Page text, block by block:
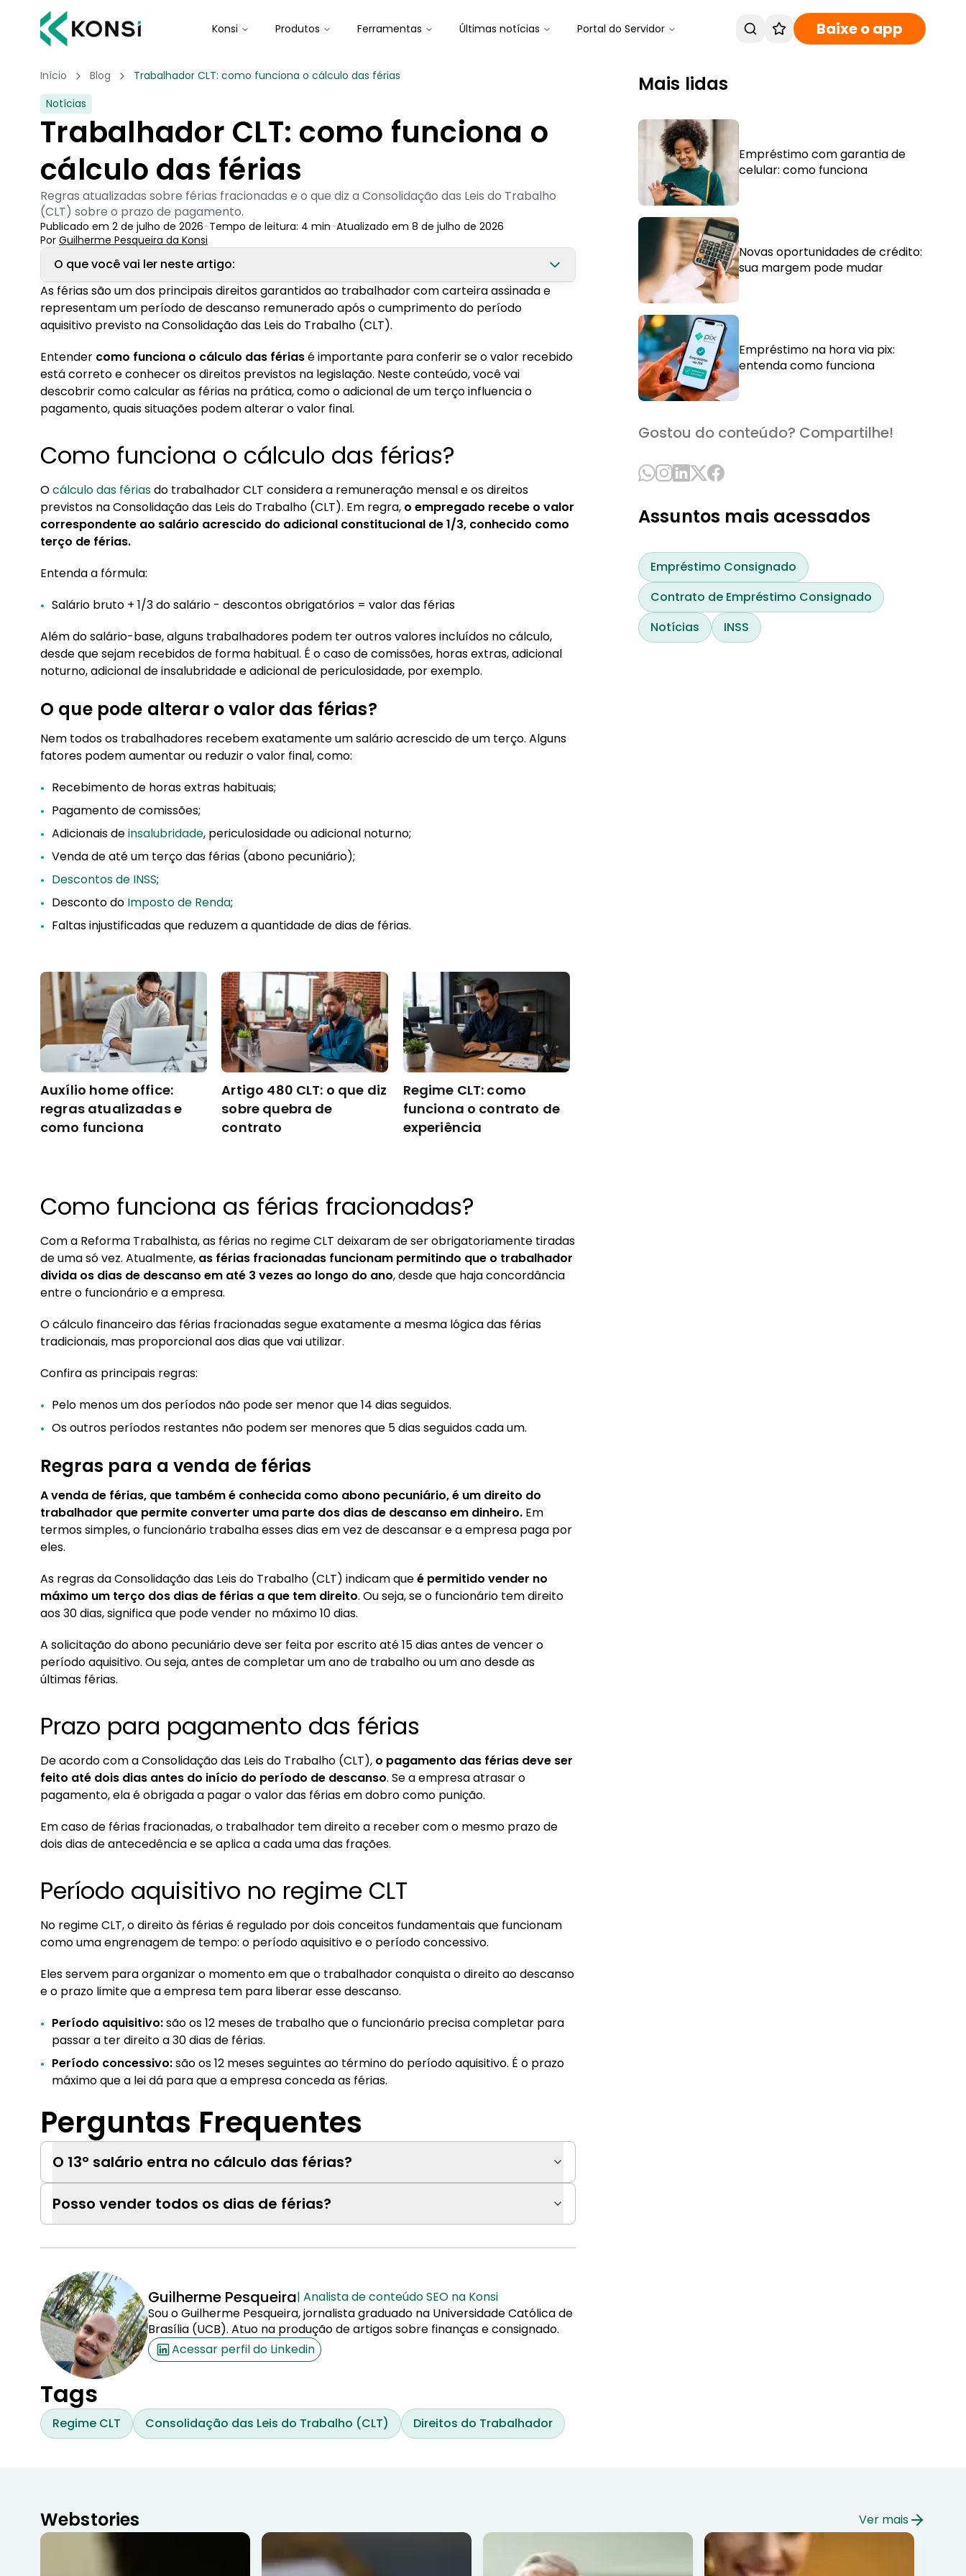
Konsi Produtos Ferramentas Últimas notícias Portal do Servidor Baixe o app
Início Blog
Trabalhador CLT: como funciona o cálculo das férias
Notícias
Trabalhador CLT: como funciona o
cálculo das férias
Regras atualizadas sobre férias fracionadas e o que diz a Consolidação das Leis do Trabalho
(CLT) sobre o prazo de pagamento.
Publicado em 2 de julho de 2026-Tempo de leitura: 4 min-Atualizado em 8 de julho de 2026
Por Guilherme Pesqueira da Konsi
O que você vai ler neste artigo:
1. Como funciona o cálculo das férias?
1.1. O que pode alterar o valor das férias?
2. Como funciona as férias fracionadas?
2.1. Regras para a venda de férias
3. Prazo para pagamento das férias
As férias são um dos principais direitos garantidos ao trabalhador com carteira assinada e
representam um período de descanso remunerado após o cumprimento do período
aquisitivo previsto na Consolidação das Leis do Trabalho (CLT).
Entender como funciona o cálculo das fériasé importante para conferir se o valor recebido
está correto e conhecer os direitos previstos na legislação. Neste conteúdo, você vai
descobrir como calcular as férias na prática, como o adicional de um terço influencia o
pagamento, quais situações podem alterar o valor final.
Como funciona o cálculo das férias?
Ocálculo das fériasdo trabalhador CLT considera a remuneração mensal e os direitos
previstos na Consolidação das Leis do Trabalho (CLT). Em regra, o empregado recebe o valor
correspondente ao salário acrescido do adicional constitucional de 1/3, conhecido como
terço de férias.
Entenda a fórmula:
Salário bruto + 1/3 do salário - descontos obrigatórios = valor das férias
Além do salário-base, alguns trabalhadores podem ter outros valores incluídos no cálculo,
desde que sejam recebidos de forma habitual. É o caso de comissões, horas extras, adicional
noturno, adicional de insalubridade e adicional de periculosidade, por exemplo.
O que pode alterar o valor das férias?
Nem todos os trabalhadores recebem exatamente um salário acrescido de um terço. Alguns
fatores podem aumentar ou reduzir o valor final, como:
Recebimento de horas extras habituais;
Pagamento de comissões;
Adicionais deinsalubridade, periculosidade ou adicional noturno;
Venda de até um terço das férias (abono pecuniário);
Descontos de INSS;
Desconto do Imposto de Renda;
Faltas injustificadas que reduzem a quantidade de dias de férias.
Auxílio home office:
regras atualizadas e
como funciona
Artigo 480 CLT: o que diz
sobre quebra de
contrato
Regime CLT: como
funciona o contrato de
experiência
Como funciona as férias fracionadas?
Com a Reforma Trabalhista, as férias no regime CLT deixaram de ser obrigatoriamente tiradas
de uma só vez. Atualmente, as férias fracionadas funcionam permitindo que o trabalhador
divida os dias de descanso em até 3 vezes ao longo do ano, desde que haja concordância
entre o funcionário e a empresa.
O cálculo financeiro das férias fracionadas segue exatamente a mesma lógica das férias
tradicionais, mas proporcional aos dias que vai utilizar.
Confira as principais regras:
Pelo menos um dos períodos não pode ser menor que 14 dias seguidos.
Os outros períodos restantes não podem ser menores que 5 dias seguidos cada um.
Regras para a venda de férias
A venda de férias, que também é conhecida como abono pecuniário, é um direito do
trabalhador que permite converter uma parte dos dias de descanso em dinheiro. Em
termos simples, o funcionário trabalha esses dias em vez de descansar e a empresa paga por
eles.
As regras da Consolidação das Leis do Trabalho (CLT) indicam queé permitido vender no
máximo um terço dos dias de férias a que tem direito. Ou seja, se o funcionário tem direito
aos 30 dias, significa que pode vender no máximo 10 dias.
A solicitação do abono pecuniário deve ser feita por escrito até 15 dias antes de vencer o
período aquisitivo. Ou seja, antes de completar um ano de trabalho ou um ano desde as
últimas férias.
Prazo para pagamento das férias
De acordo com a Consolidação das Leis do Trabalho (CLT), o pagamento das férias deve ser
feito até dois dias antes do início do período de descanso. Se a empresa atrasar o
pagamento, ela é obrigada a pagar o valor das férias em dobro como punição.
Em caso de férias fracionadas, o trabalhador tem direito a receber com o mesmo prazo de
dois dias de antecedência e se aplica a cada uma das frações.
Período aquisitivo no regime CLT
No regime CLT, o direito às férias é regulado por dois conceitos fundamentais que funcionam
como uma engrenagem de tempo: o período aquisitivo e o período concessivo.
Eles servem para organizar o momento em que o trabalhador conquista o direito ao descanso
e o prazo limite que a empresa tem para liberar esse descanso.
Período aquisitivo:são os 12 meses de trabalho que o funcionário precisa completar para
passar a ter direito a 30 dias de férias.
Período concessivo:são os 12 meses seguintes ao término do período aquisitivo. É o prazo
máximo que a lei dá para que a empresa conceda as férias.
Perguntas Frequentes
O 13° salário entra no cálculo das férias?
Posso vender todos os dias de férias?
Guilherme Pesqueira| Analista de conteúdo SEO na Konsi
Sou o Guilherme Pesqueira, jornalista graduado na Universidade Católica de
Brasília (UCB). Atuo na produção de artigos sobre finanças e consignado.
Acessar perfil do Linkedin
Tags
Regime CLT Consolidação das Leis do Trabalho (CLT) Direitos do Trabalhador
Mais lidas
Empréstimo com garantia de
celular: como funciona
Novas oportunidades de crédito:
sua margem pode mudar
Empréstimo na hora via pix:
entenda como funciona
Gostou do conteúdo? Compartilhe!
Assuntos mais acessados
Empréstimo Consignado
Contrato de Empréstimo Consignado
Notícias
INSS
Webstories Ver mais